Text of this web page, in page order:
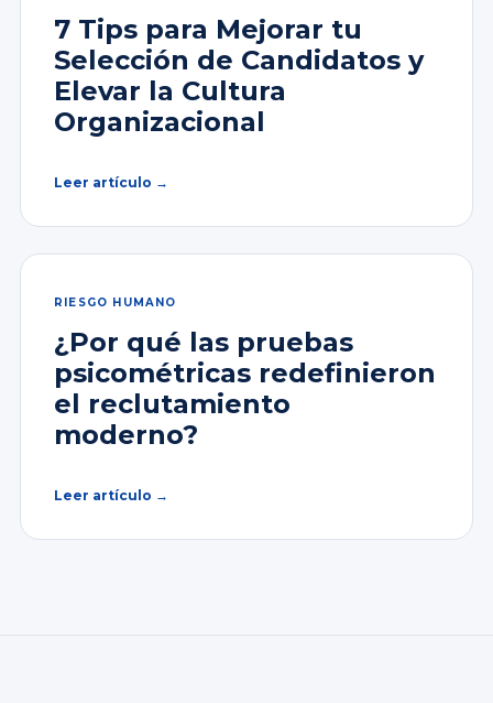
7 Tips para Mejorar tu
Selección de Candidatos y
Elevar la Cultura
Organizacional
Leer artículo →
RIESGO HUMANO
¿Por qué las pruebas
psicométricas redefinieron
el reclutamiento
moderno?
Leer artículo →